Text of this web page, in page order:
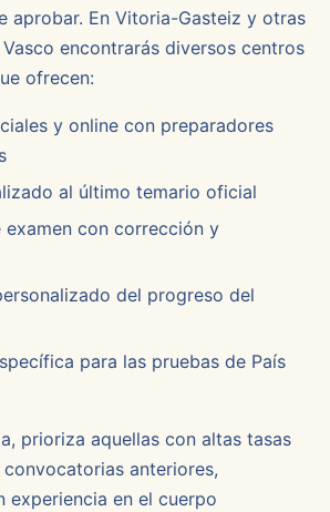
aprobar. En Vitoria-Gasteiz y otras
encontrarás diversos centros
ofrecen:
y online con preparadores
al último temario oficial
examen con corrección y
del progreso del
para las pruebas de País
prioriza aquellas con altas tasas
anteriores,
experiencia en el cuerpo